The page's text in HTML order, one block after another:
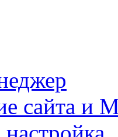
сайта и